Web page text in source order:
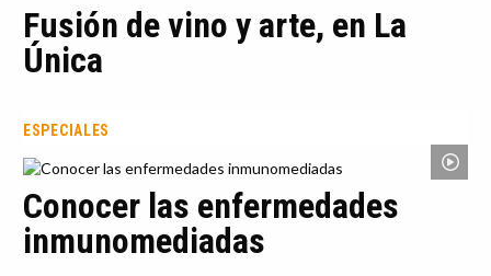
Fusión de vino y arte, en La
Única
ESPECIALES
Conocer las enfermedades
inmunomediadas